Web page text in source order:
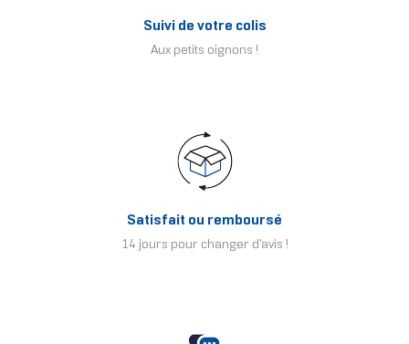
Suivi de votre colis
Aux petits oignons !
Satisfait ou remboursé
14 jours pour changer d'avis !